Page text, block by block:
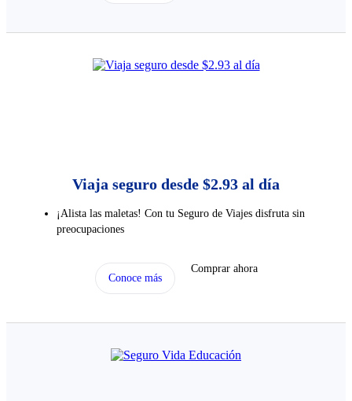
Viaja seguro desde $2.93 al día
¡Alista las maletas! Con tu Seguro de Viajes disfruta sin
preocupaciones
Comprar ahora
Conoce más